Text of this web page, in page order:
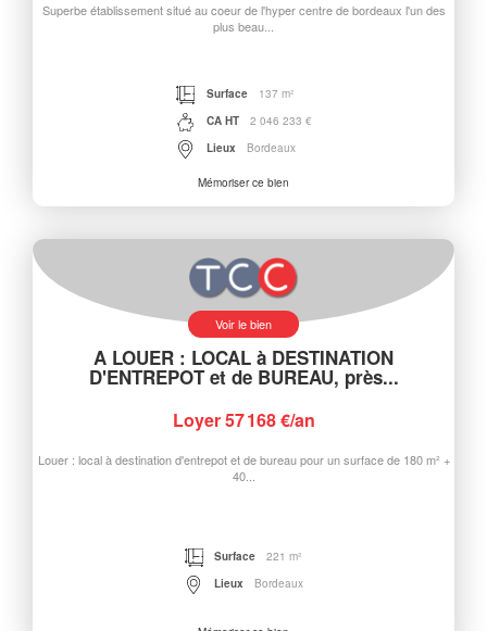
Superbe établissement situé au coeur de l'hyper centre de bordeaux l'un des
plus beau...
Surface
137 m²
CA HT
2 046 233 €
Lieux
Bordeaux
Mémoriser ce bien
Voir le bien
A LOUER : LOCAL à DESTINATION
D'ENTREPOT et de BUREAU, près...
Loyer 57 168 €/an
Louer : local à destination d'entrepot et de bureau pour un surface de 180 m² +
40...
Surface
221 m²
Lieux
Bordeaux